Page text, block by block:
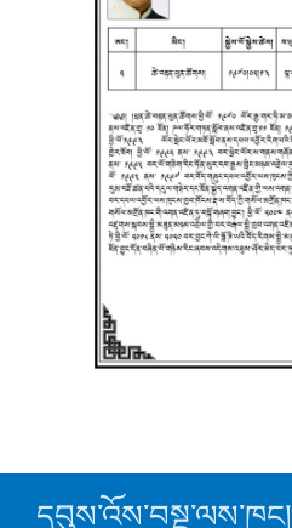
དབུས་འོས་བསྡུ་ལས་ཁང།